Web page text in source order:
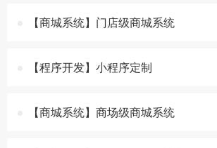
【商城系统】门店级商城系统
【程序开发】小程序定制
【商城系统】商场级商城系统